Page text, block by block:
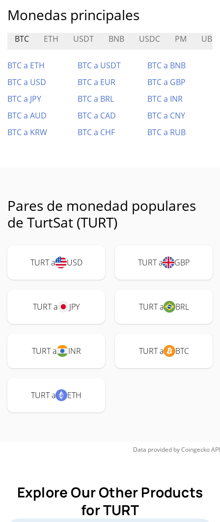
Monedas principales
BTC ETH USDT BNB USDC PM
BTC a ETH BTC a USDT
BTC a BNB
BTC a USD
BTC a EUR
BTC a GBP
BTC a JPY
BTC a BRL
BTC a INR
BTC a AUD
BTC a CAD
BTC a CNY
BTC a KRW
BTC a CHF BTC a RUB
Pares de monedad populares
de TurtSat (TURT)
TURT a USD TURT a GBP
TURT a JPY TURT a BRL
TURT a INR TURT a BTC
TURT a ETH
Data provided byCoingeckoAPI
Explore Our Other Products
for TURT